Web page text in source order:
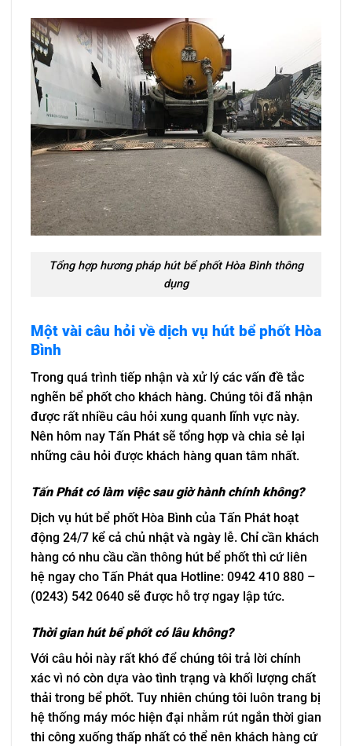
Tổng hợp hương pháp hút bể phốt Hòa Bình thông
dụng
Một vài câu hỏi về dịch vụ hút bể phốt Hòa
Bình
Trong quá trình tiếp nhận và xử lý các vấn đề tắc
nghẽn bể phốt cho khách hàng. Chúng tôi đã nhận
được rất nhiều câu hỏi xung quanh lĩnh vực này.
Nên hôm nay Tấn Phát sẽ tổng hợp và chia sẻ lại
những câu hỏi được khách hàng quan tâm nhất.
Tấn Phát có làm việc sau giờ hành chính không?
Dịch vụ hút bể phốt Hòa Bình của Tấn Phát hoạt
động 24/7 kể cả chủ nhật và ngày lễ. Chỉ cần khách
hàng có nhu cầu cần thông hút bể phốt thì cứ liên
hệ ngay cho Tấn Phát qua Hotline: 0942 410 880 –
(0243) 542 0640 sẽ được hỗ trợ ngay lập tức.
Thời gian hút bể phốt có lâu không?
Với câu hỏi này rất khó để chúng tôi trả lời chính
xác vì nó còn dựa vào tình trạng và khối lượng chất
thải trong bể phốt. Tuy nhiên chúng tôi luôn trang bị
hệ thống máy móc hiện đại nhằm rút ngắn thời gian
thi công xuống thấp nhất có thể nên khách hàng cứ